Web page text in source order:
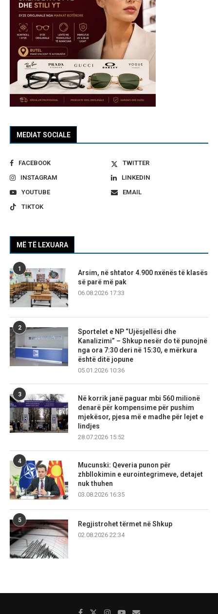
MEDIAT SOCIALE
FACEBOOK
TWITTER
INSTAGRAM
LINKEDIN
YOUTUBE
EMAIL
TIKTOK
MË TË LEXUARA
1
Arsim, në shtator 4.900 nxënës të klasës
së parë më pak
06.08.2026 17:33
2
Sportelet e NP “Ujësjellësi dhe
Kanalizimi” – Shkup nesër do të punojnë
nga ora 7:30 deri në 15:30, e mërkura
është ditë jopune
05.01.2026 10:36
3
Në korrik janë paguar mbi 560 milionë
denarë për kompensime për pushim
mjekësor, pjesa më e madhe për lejet e
lindjes
28.07.2026 15:52
4
Mucunski: Qeveria punon për
zhbllokimin e eurointegrimeve, detajet
nuk thuhen
03.08.2026 16:35
5
Regjistrohet tërmet në Shkup
02.08.2026 22:34